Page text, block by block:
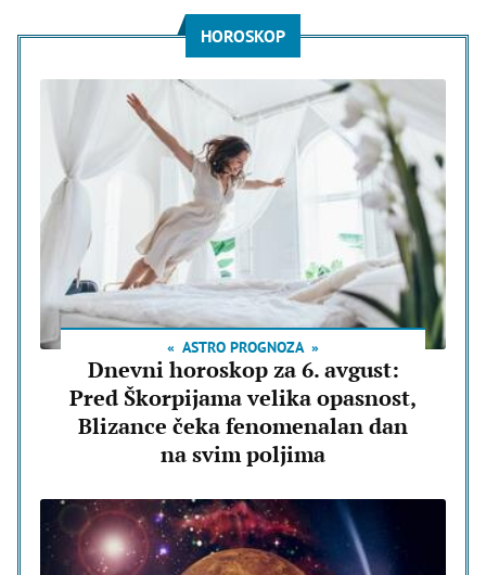
HOROSKOP
ASTRO PROGNOZA
Dnevni horoskop za 6. avgust:
Pred Škorpijama velika opasnost,
Blizance čeka fenomenalan dan
na svim poljima